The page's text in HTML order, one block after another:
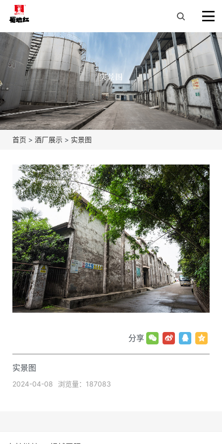
实景图
首页 > 酒厂展示 > 实景图
分享
实景图
2024-04-08 浏览量：187083